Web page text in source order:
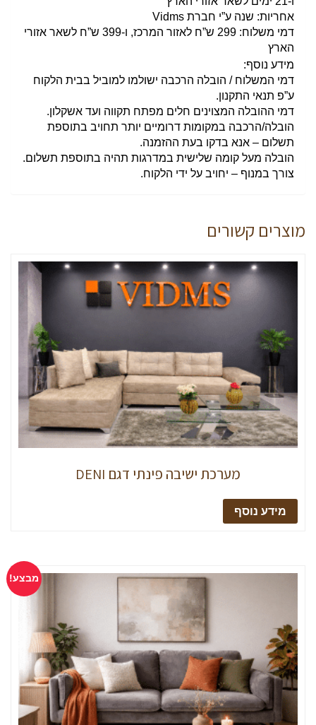
אחריות: שנה ע”י חברת Vidms
דמי משלוח: 299 ש”ח לאזור המרכז, ו-399 ש”ח לשאר אזורי
הארץ
מידע נוסף:
דמי המשלוח / הובלה הרכבה ישולמו למוביל בבית הלקוח
ע”פ תנאי התקנון.
דמי ההובלה המצוינים חלים מפתח תקווה ועד אשקלון.
הובלה/הרכבה במקומות דרומיים יותר תחויב בתוספת
תשלום – אנא בדקו בעת ההזמנה.
הובלה מעל קומה שלישית במדרגות תהיה בתוספת תשלום.
צורך במנוף – יחויב על ידי הלקוח.
מוצרים קשורים
מערכת ישיבה פינתי דגם DENI
מידע נוסף
מבצע!